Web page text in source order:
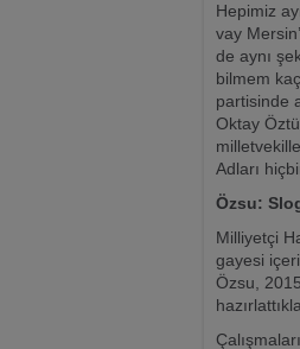
Hepimiz
vay
de aynı
bilmem
partisinde
Oktay
Adları
Özsu:
Milliyetçi
gayesi
Özsu,